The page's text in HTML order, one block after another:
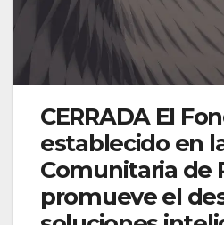
CERRADA El
establecido en
Comunitaria de
promueve el